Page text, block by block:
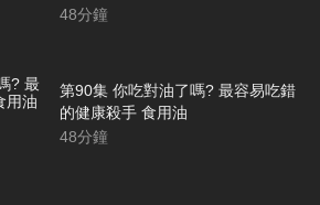
48分鐘
第90集 你吃對油了嗎? 最容易吃錯
的健康殺手 食用油
48分鐘